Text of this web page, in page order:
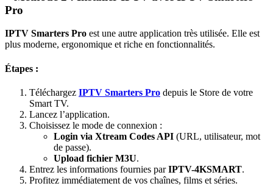
Pro
IPTV Smarters Pro est une autre application très utilisée. Elle est
plus moderne, ergonomique et riche en fonctionnalités.
Étapes :
Téléchargez IPTV Smarters Pro depuis le Store de votre
Smart TV.
Lancez l’application.
Choisissez le mode de connexion :
Login via Xtream Codes API (URL, utilisateur, mot
de passe).
Upload fichier M3U.
Entrez les informations fournies parIPTV-4KSMART.
Profitez immédiatement de vos chaînes, films et séries.